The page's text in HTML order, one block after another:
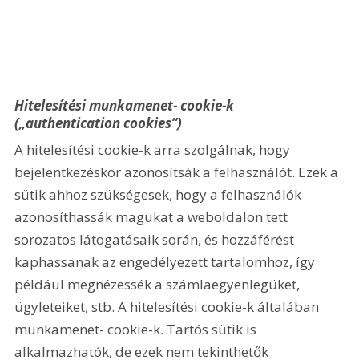
Hitelesítési munkamenet- cookie-k
(„authentication cookies”)
A hitelesítési cookie-k arra szolgálnak, hogy
bejelentkezéskor azonosítsák a felhasználót. Ezek a
sütik ahhoz szükségesek, hogy a felhasználók
azonosíthassák magukat a weboldalon tett
sorozatos látogatásaik során, és hozzáférést
kaphassanak az engedélyezett tartalomhoz, így
például megnézessék a számlaegyenlegüket,
ügyleteiket, stb. A hitelesítési cookie-k általában
munkamenet- cookie-k. Tartós sütik is
alkalmazhatók, de ezek nem tekinthetők